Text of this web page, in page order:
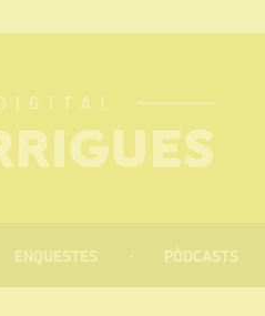
ENQUESTES PÒDCASTS